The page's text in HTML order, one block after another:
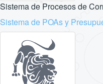
Sistema de Procesos de
Sistema de POAs y